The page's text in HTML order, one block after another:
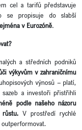
cel a tarifů představuje
se propisuje do slabší
v Eurozóně.
a středních podniků
výkyvům v zahraničnímu
výnosů – platí,
a investoři přistřihli
podle našeho názoru
růstu. V prostředí rychlé